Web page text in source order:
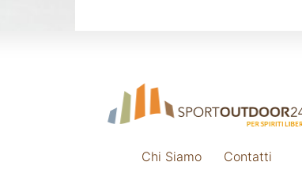
Chi Siamo Contatti